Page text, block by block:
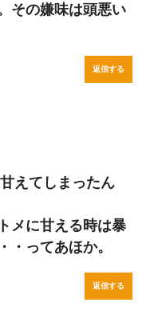
その嫌味は頭悪い
返信する
えてしまったん
メに甘える時は暴
・ってあほか。
返信する